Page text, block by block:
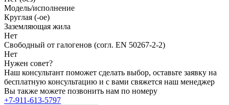
Модель/исполнение
Круглая (-ое)
Заземляющая жила
Нет
Свободный от галогенов (согл. EN 50267-2-2)
Нет
Нужен совет?
Наш консультант поможет сделать выбор, оставьте заявку на
бесплатную консультацию и с вами свяжется наш менеджер
Вы также можете позвонить нам по номеру
+7-911-613-5797